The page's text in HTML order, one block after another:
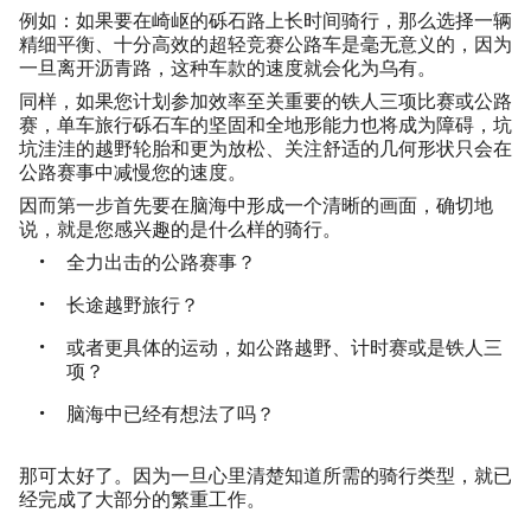
例如：如果要在崎岖的砾石路上长时间骑行，那么选择一辆
精细平衡、十分高效的超轻竞赛公路车是毫无意义的，因为
一旦离开沥青路，这种车款的速度就会化为乌有。
同样，如果您计划参加效率至关重要的铁人三项比赛或公路
赛，单车旅行砾石车的坚固和全地形能力也将成为障碍，坑
坑洼洼的越野轮胎和更为放松、关注舒适的几何形状只会在
公路赛事中减慢您的速度。
因而第一步首先要在脑海中形成一个清晰的画面 ，确切地
说，就是您感兴趣的是什么样的骑行。
全力出击的公路赛事？
长途越野旅行？
或者更具体的运动，如公路越野、计时赛或是铁人三
项？
脑海中已经有想法了吗？
那可太好了。因为一旦心里清楚知道所需的骑行类型，就已
经完成了大部分的繁重工作。